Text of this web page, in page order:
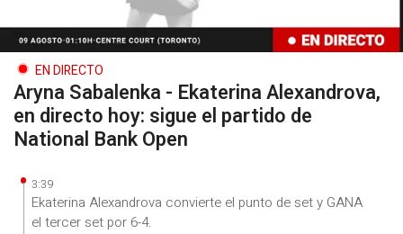
EN DIRECTO
Aryna Sabalenka - Ekaterina Alexandrova,
en directo hoy: sigue el partido de
National Bank Open
3:39
Ekaterina Alexandrova convierte el punto de set y GANA
el tercer set por 6-4.